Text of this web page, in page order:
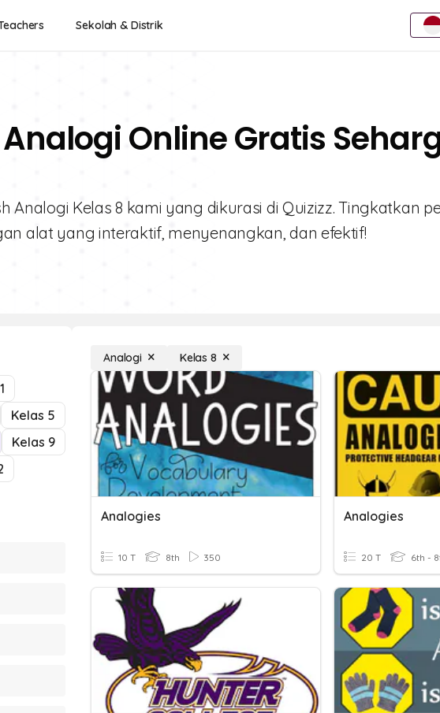
Sekolah & Distrik
Online Gratis
Analogi Kelas 8 kami yang dikurasi di Quizizz. Tingkatkan
alat yang interaktif, menyenangkan, dan efektif!
Kelas 5
Kelas 9
Analogi Kelas 8
Analogies
10 T 8th 350
Analogies
20 T 6th -